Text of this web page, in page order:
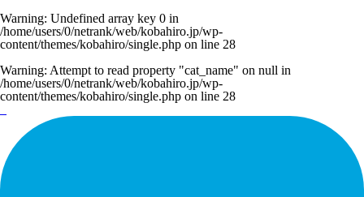
Warning: Undefined array key 0 in
/home/users/0/netrank/web/kobahiro.jp/wp-
content/themes/kobahiro/single.php on line 28
Warning: Attempt to read property "cat_name" on null in
/home/users/0/netrank/web/kobahiro.jp/wp-
content/themes/kobahiro/single.php on line 28